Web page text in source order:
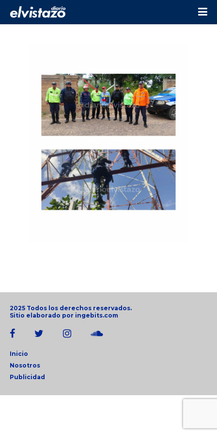
2025 Todos los derechos reservados.
Sitio elaborado por ingebits.com
Inicio
Nosotros
Publicidad